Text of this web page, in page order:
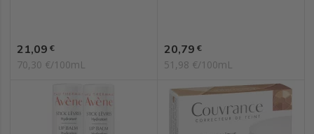
Prix
21,09 €
70,30 €/100mL
Prix
20,79 €
51,98 €/100mL